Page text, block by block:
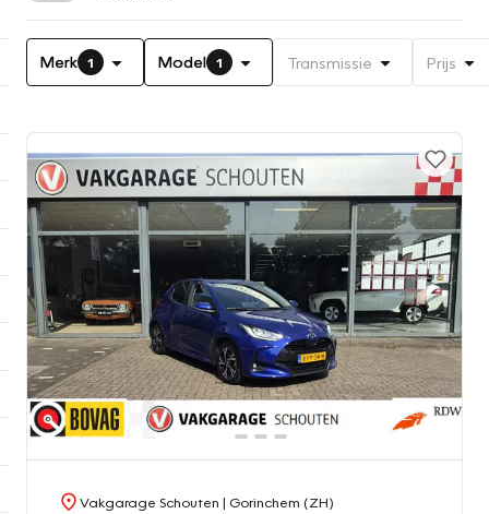
Merk 1 Model 1 Transmissie Prijs
Vakgarage Schouten | Gorinchem (ZH)